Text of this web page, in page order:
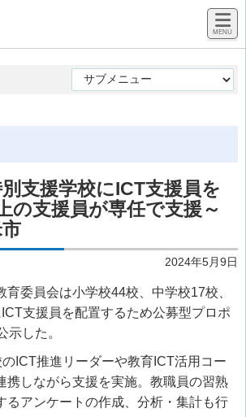
支援学校にICT支援員を
の支援員が専任で支援～
2024年5月9日
育委員会は小学校44校、中学校17校、
支援員を配置するため公募型プロポ
示した。
のICT推進リーダーや教育ICT活用コー
携しながら支援を実施。教職員の習熟
るアンケートの作成、分析・集計も行